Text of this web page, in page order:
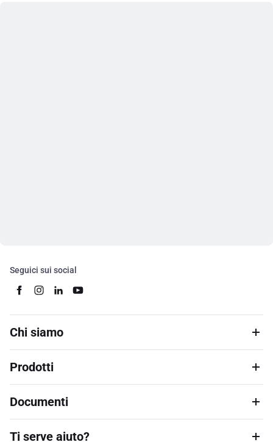
Seguici sui social
Chi siamo
Prodotti
Documenti
Ti serve aiuto?